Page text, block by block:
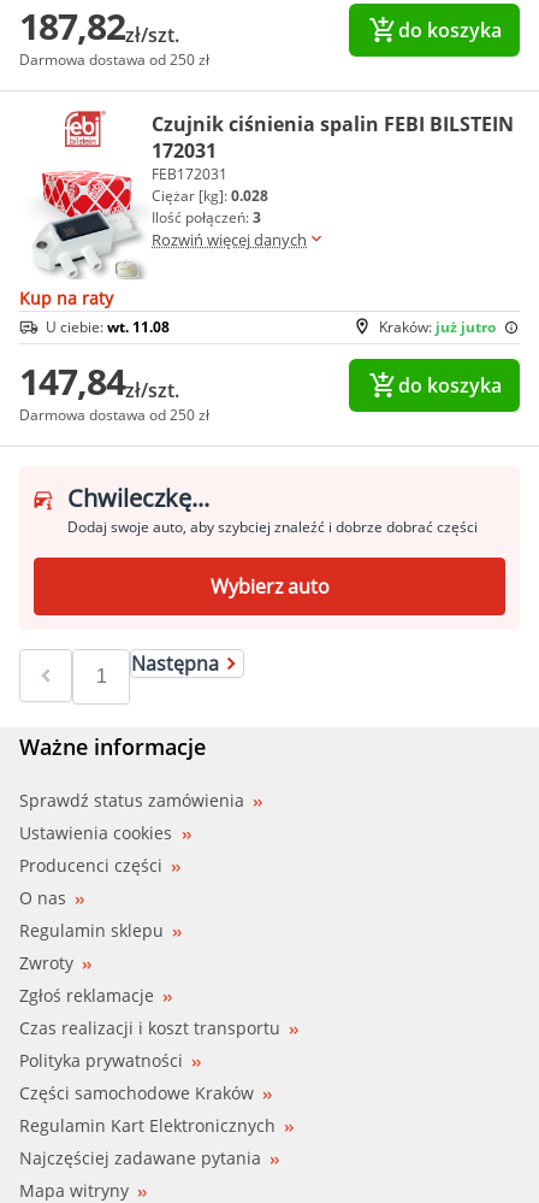
187,82zł/szt.
Darmowa dostawa od 250 zł
do koszyka
Czujnik ciśnienia spalin FEBI BILSTEIN
172031
FEB172031
Ciężar [kg]:0.028
Ilość połączeń:3
Rozwiń więcej danych
Kup na raty
Kraków: już jutro
U ciebie:wt. 11.08
147,84zł/szt.
Darmowa dostawa od 250 zł
do koszyka
Chwileczkę...
Dodaj swoje auto, aby szybciej znaleźć i dobrze dobrać części
Wybierz auto
Następna
Ważne informacje
Sprawdź status zamówienia
Ustawienia cookies
Producenci części
O nas
Regulamin sklepu
Zwroty
Zgłoś reklamacje
Czas realizacji i koszt transportu
Polityka prywatności
Części samochodowe Kraków
Regulamin Kart Elektronicznych
Najczęściej zadawane pytania
Mapa witryny